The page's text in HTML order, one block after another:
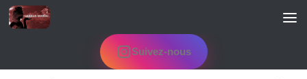
Skip to content
Suivez-nous